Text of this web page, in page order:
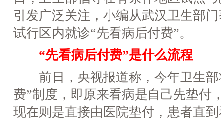
引发广泛关注，小编从武汉卫生部
试行区内就诊“先看病后付费”。
“先看病后付费”是什么流程
前日，央视报道称，今年卫生部
费”制度，即原来看病是自己先垫付
现在则是直接由医院垫付，患者直